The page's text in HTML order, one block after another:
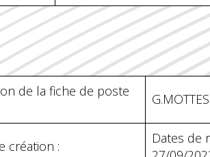
de la fiche de poste
G.MOTTES
création :
Dates de